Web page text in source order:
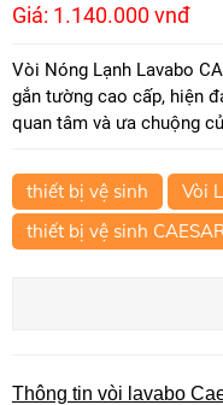
Giá: 1.140.000 vnđ
Vòi Nóng Lạnh Lavabo
gắn tường cao cấp, hiện
quan tâm và ưa chuộng
thiết bị vệ sinh Vòi
thiết bị vệ sinh
Thông tin vòi lavabo